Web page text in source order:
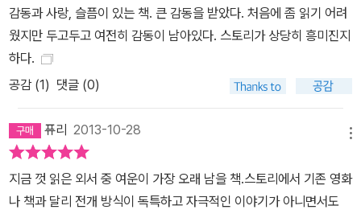
감동과 사랑, 슬픔이 있는 책. 큰 감동을 받았다. 처음에 좀 읽기 어려
웠지만 두고두고 여전히 감동이 남아있다. 스토리가 상당히 흥미진지
하다.
공감 (1) 댓글 (0)
퓨리 2013-10-28
지금 껏 읽은 외서 중 여운이 가장 오래 남을 책.스토리에서 기존 영화
나 책과 달리 전개 방식이 독특하고 자극적인 이야기가 아니면서도